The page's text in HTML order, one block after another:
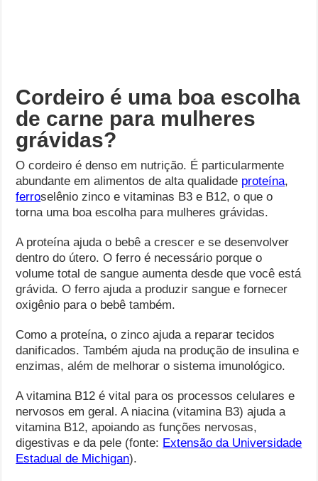
Cordeiro é uma boa escolha
de carne para mulheres
grávidas?
O cordeiro é denso em nutrição. É particularmente
abundante em alimentos de alta qualidade proteína,
ferroselênio zinco e vitaminas B3 e B12, o que o
torna uma boa escolha para mulheres grávidas.
A proteína ajuda o bebê a crescer e se desenvolver
dentro do útero. O ferro é necessário porque o
volume total de sangue aumenta desde que você está
grávida. O ferro ajuda a produzir sangue e fornecer
oxigênio para o bebê também.
Como a proteína, o zinco ajuda a reparar tecidos
danificados. Também ajuda na produção de insulina e
enzimas, além de melhorar o sistema imunológico.
A vitamina B12 é vital para os processos celulares e
nervosos em geral. A niacina (vitamina B3) ajuda a
vitamina B12, apoiando as funções nervosas,
digestivas e da pele (fonte: Extensão da Universidade
Estadual de Michigan).